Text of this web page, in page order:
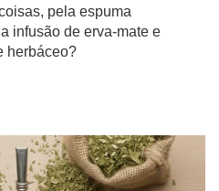
pela espuma
infusão de erva-mate e
herbáceo?